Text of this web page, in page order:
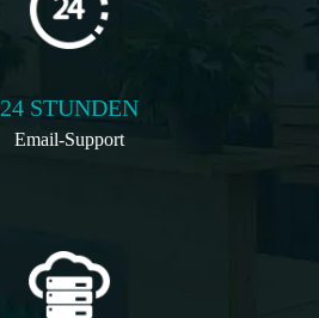
24 STUNDEN
Email-Support